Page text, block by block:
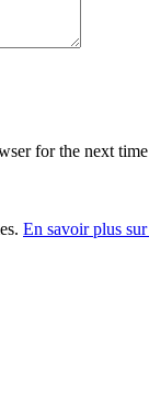
for the next
En savoir plus